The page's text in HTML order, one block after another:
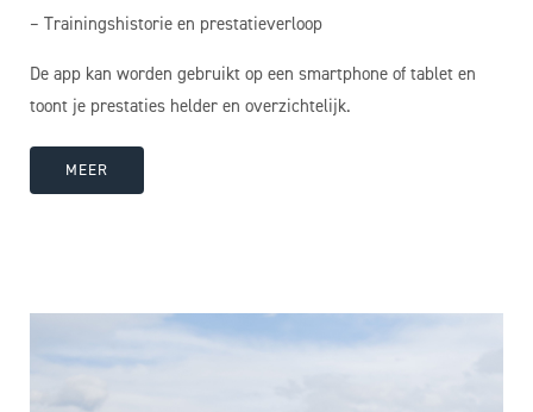
– Trainingshistorie en prestatieverloop
De app kan worden gebruikt op een smartphone of tablet en
toont je prestaties helder en overzichtelijk.
MEER